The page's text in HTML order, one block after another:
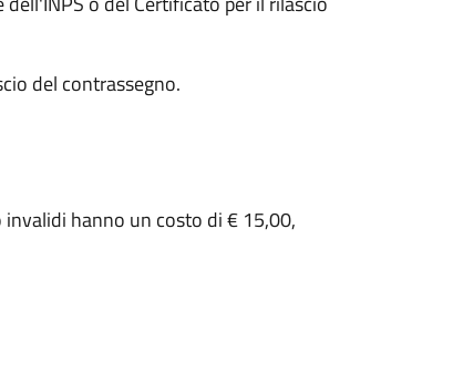
del contrassegno.
hanno un costo di € 15,00,